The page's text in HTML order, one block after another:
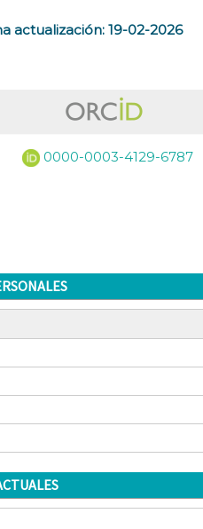
actualización: 19-02-2026
0000-0003-4129-6787